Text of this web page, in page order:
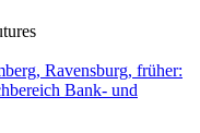
Ravensburg, früher:
Bank- und